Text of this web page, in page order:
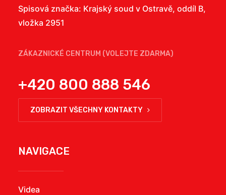
Spisová značka: Krajský soud v Ostravě, oddíl B,
vložka 2951
ZÁKAZNICKÉ CENTRUM (VOLEJTE ZDARMA)
+420 800 888 546
ZOBRAZIT VŠECHNY KONTAKTY
NAVIGACE
Videa